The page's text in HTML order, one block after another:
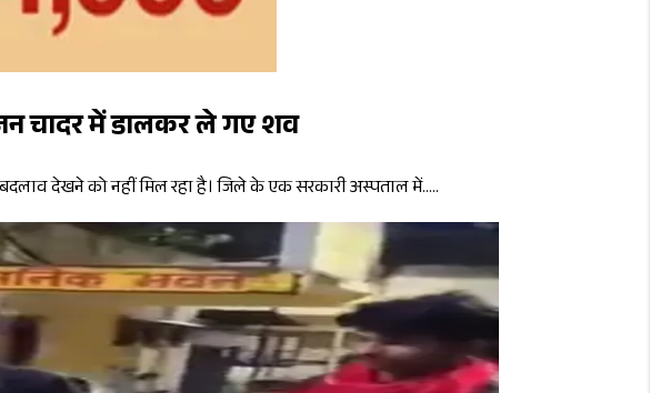
चादर में डालकर ले गए शव
देखने को नहीं मिल रहा है। जिले के एक सरकारी अस्पताल में.....